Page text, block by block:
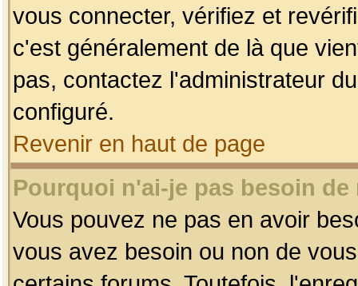
vous connecter, vérifiez et
c'est généralement de là que
pas, contactez l'administrateur
configuré.
Revenir en haut de page
Pourquoi n'ai-je pas besoin
Vous pouvez ne pas en avoir
vous avez besoin ou non de